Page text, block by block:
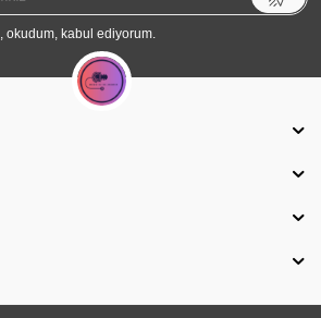
, okudum, kabul ediyorum.